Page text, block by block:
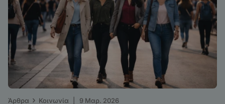
Άρθρα › Κοινωνία 9 Μαρ. 2026